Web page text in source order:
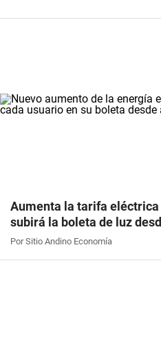
Aumenta la tarifa
subirá la boleta de luz
Por Sitio Andino Economía